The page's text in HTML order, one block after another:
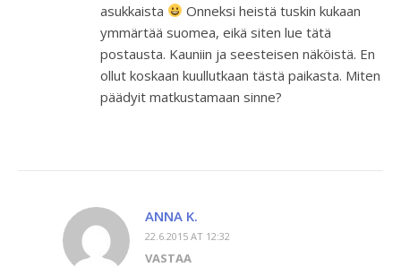
asukkaista
Onneksi heistä tuskin kukaan
ymmärtää suomea, eikä siten lue tätä
postausta. Kauniin ja seesteisen näköistä. En
ollut koskaan kuullutkaan tästä paikasta. Miten
päädyit matkustamaan sinne?
ANNA K.
22.6.2015 AT 12:32
VASTAA